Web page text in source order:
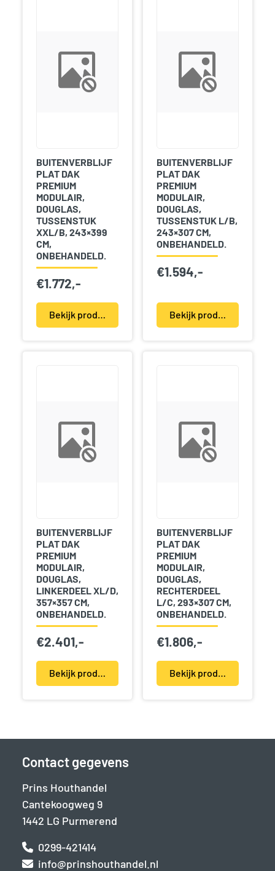
BUITENVERBLIJF
PLAT DAK
PREMIUM
MODULAIR,
DOUGLAS,
TUSSENSTUK
XXL/B, 243×399
CM,
ONBEHANDELD.
€1.772,-
Bekijk product(en)
BUITENVERBLIJF
PLAT DAK
PREMIUM
MODULAIR,
DOUGLAS,
TUSSENSTUK L/B,
243×307 CM,
ONBEHANDELD.
€1.594,-
Bekijk product(en)
BUITENVERBLIJF
PLAT DAK
PREMIUM
MODULAIR,
DOUGLAS,
LINKERDEEL XL/D,
357×357 CM,
ONBEHANDELD.
€2.401,-
Bekijk product(en)
BUITENVERBLIJF
PLAT DAK
PREMIUM
MODULAIR,
DOUGLAS,
RECHTERDEEL
L/C, 293×307 CM,
ONBEHANDELD.
€1.806,-
Bekijk product(en)
Contact gegevens
Prins Houthandel
Cantekoogweg 9
1442 LG Purmerend
0299-421414
info@prinshouthandel.nl